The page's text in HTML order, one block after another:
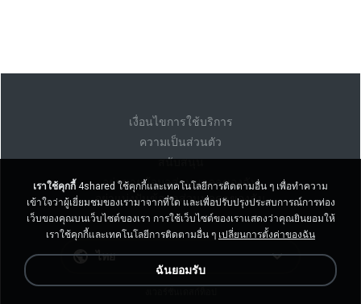
เงื่อนไขการใช้บริการ
ความเป็นส่วนตัว
สนับสนุน
อย่าขายข้อมูลส่วนบุคคลของฉัน
อย่าแบ่งปันข้อมูลส่วนบุคคลของฉัน
ไทย
เราใช้คุกกี้ 4shared ใช้คุกกี้และเทคโนโลยีการติดตามอื่น ๆ เพื่อทำความ
เข้าใจว่าผู้เยี่ยมชมของเรามาจากที่ใด และเพื่อปรับปรุงประสบการณ์การท่อง
เว็บของคุณบนเว็บไซต์ของเรา การใช้เว็บไซต์ของเราแสดงว่าคุณยินยอมให้
เราใช้คุกกี้และเทคโนโลยีการติดตามอื่น ๆ เปลี่ยนการตั้งค่าของฉัน
ฉันยอมรับ